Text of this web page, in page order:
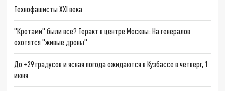
Технофашисты XXI века
"Кротами" были все? Теракт в центре Москвы: На генералов
охотятся "живые дроны"
До +29 градусов и ясная погода ожидаются в Кузбассе в четверг, 1
июня